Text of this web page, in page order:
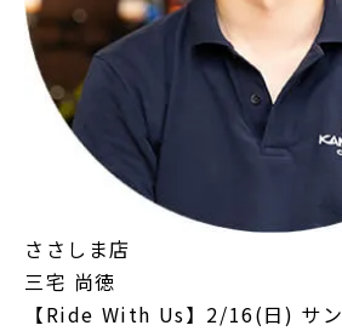
ささしま店
三宅 尚徳
【Ride With Us】2/16(日) サ